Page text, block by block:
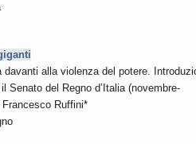
davanti alla violenza del potere.
Senato del Regno d’Italia (novembre-
Ruffini*